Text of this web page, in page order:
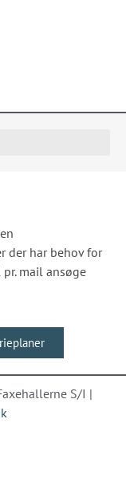
der har behov for
pr. mail ansøge
S/I |